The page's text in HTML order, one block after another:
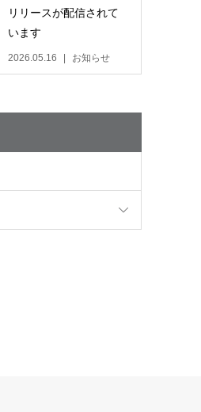
リリースが配信されて
います
2026.05.16 お知らせ